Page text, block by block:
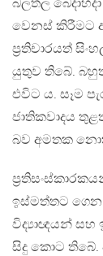
බලතල
වෙනස් කිරීමට
ප‍්‍රතිචාරයත්
යුතුව තිබේ.
එවිට ය. සෑම
ජාතිකවාදය
බව අමතක
ඉස්මත්තට ගෙන
විද්‍යාඥයන් සහ
සිදු කොට තිබේ.